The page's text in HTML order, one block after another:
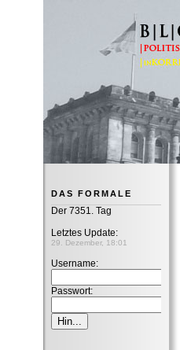
DAS FORMALE
Der 7351. Tag
Letztes Update:
29. Dezember, 18:01
Username:
Passwort: